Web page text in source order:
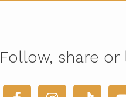
Follow, share or